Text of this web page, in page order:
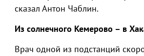
сказал Антон Чаблин.
Из солнечного Кемерово – в
Врач одной из подстанций